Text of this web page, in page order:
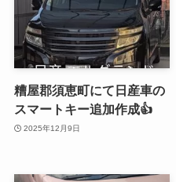
糟屋郡須恵町にて日産車の
スマートキー追加作成👍
2025年12月9日